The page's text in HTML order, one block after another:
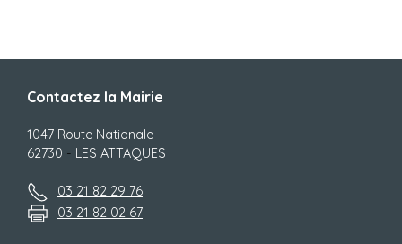
Contactez la Mairie
1047 Route Nationale
62730 - LES ATTAQUES
03 21 82 29 76
03 21 82 02 67